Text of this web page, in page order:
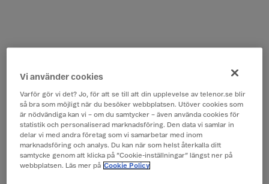
Vi använder cookies
Varför gör vi det? Jo, för att se till att din upplevelse av telenor.se blir
så bra som möjligt när du besöker webbplatsen. Utöver cookies som
är nödvändiga kan vi – om du samtycker – även använda cookies för
statistik och personaliserad marknadsföring. Den data vi samlar in
delar vi med andra företag som vi samarbetar med inom
marknadsföring och analys. Du kan när som helst återkalla ditt
samtycke genom att klicka på ”Cookie-inställningar” längst ner på
webbplatsen. Läs mer på Cookie Policy